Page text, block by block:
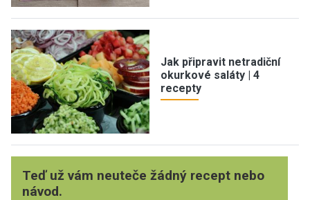
Jak připravit netradiční
okurkové saláty | 4
recepty
Teď už vám neuteče žádný recept nebo
návod.